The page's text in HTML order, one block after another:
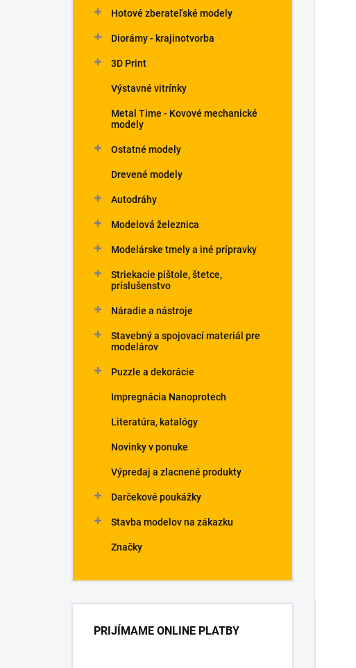
Hotové zberateľské modely
Diorámy - krajinotvorba
3D Print
Výstavné vitrínky
Metal Time - Kovové mechanické
modely
Ostatné modely
Drevené modely
Autodráhy
Modelová železnica
Modelárske tmely a iné prípravky
Striekacie pištole, štetce,
príslušenstvo
Náradie a nástroje
Stavebný a spojovací materiál pre
modelárov
Puzzle a dekorácie
Impregnácia Nanoprotech
Literatúra, katalógy
Novinky v ponuke
Výpredaj a zlacnené produkty
Darčekové poukážky
Stavba modelov na zákazku
Značky
PRIJÍMAME ONLINE PLATBY